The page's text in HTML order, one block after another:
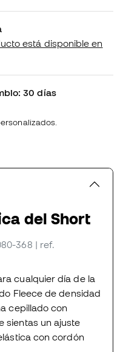
está disponible en
30 días
del Short
368 | ref.
cualquier día de la
Fleece de densidad
cepillado con
sientas un ajuste
con cordón